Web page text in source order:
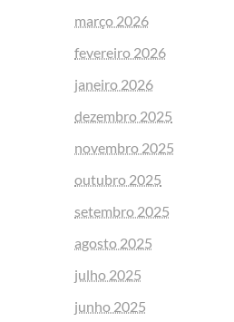
março 2026
fevereiro 2026
janeiro 2026
dezembro 2025
novembro 2025
outubro 2025
setembro 2025
agosto 2025
julho 2025
junho 2025